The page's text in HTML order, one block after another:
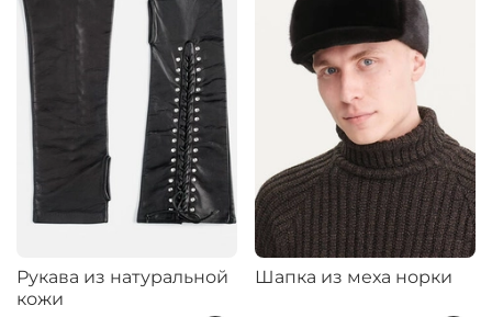
Рукава из натуральной
кожи
Шапка из меха норки